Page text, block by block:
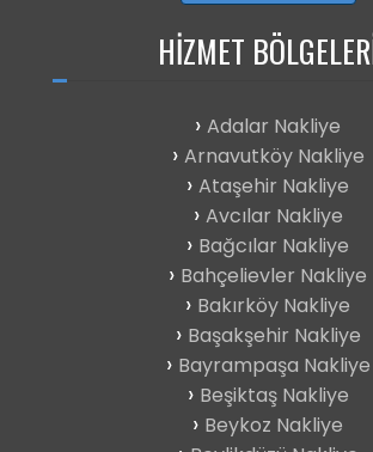
HIZMET
Adalar Nakliye
Arnavutköy Nakliye
Ataşehir Nakliye
Avcılar Nakliye
Bağcılar Nakliye
Bahçelievler Nakliye
Bakırköy Nakliye
Başakşehir Nakliye
Bayrampaşa Nakliye
Beşiktaş Nakliye
Beykoz Nakliye